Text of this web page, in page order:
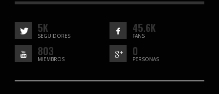
5K
SEGUIDORES
45.6K
FANS
803
MIEMBROS
0
PERSONAS